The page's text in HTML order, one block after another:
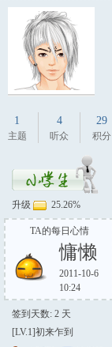
中国
1
主题
4
听众
29
积分
升级 25.26%
TA的每日心情
慵懒
2011-10-6
10:24
签到天数: 2 天
[LV.1]初来乍到